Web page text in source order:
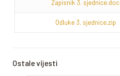
Zapisnik 3. sjednice.doc
Odluke 3. sjednice.zip
Ostale vijesti